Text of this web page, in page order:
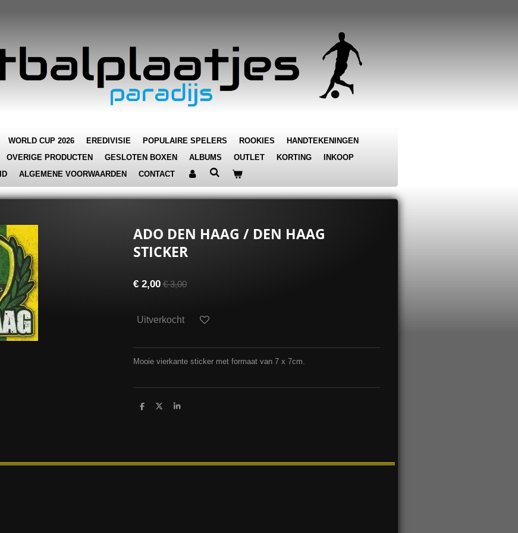
WORLD CUP 2026 EREDIVISIE POPULAIRE SPELERS ROOKIES
HANDTEKENINGEN
OVERIGE PRODUCTEN GESLOTEN BOXEN ALBUMS OUTLET KORTING
INKOOP
ALGEMENE VOORWAARDEN CONTACT
ADO DEN HAAG / DEN HAAG
STICKER
€ 2,00 € 3,00
Uitverkocht
Mooie vierkante sticker met formaat van 7 x 7cm.
D
D
S